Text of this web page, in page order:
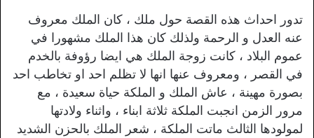
تدور احداث هذه القصة حول ملك ، كان الملك معروف
عنه العدل و الرحمة ولذلك كان هذا الملك مشهورا في
عموم البلاد ، كانت زوجة الملك هي ايضا رؤوفة بالخدم
في القصر ، ومعروف عنها انها لا تظلم احد او تخاطب احد
بصورة مهينة ، عاش الملك و الملكة حياة سعيدة ، مع
مرور الزمن انجبت الملكة ثلاثة ابناء ، واثناء ولادتها
لمولودها الثالث ماتت الملكة ، شعر الملك بالحزن الشديد